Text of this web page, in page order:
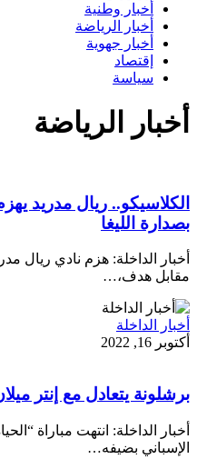
أخبار وطنية
أخبار الرياضة
أخبار جهوية
إقتصاد
سياسة
أخبار الرياضة
الكلاسيكو.. ريال مدريد
بصدارة الليغا
أخبار الداخلة: هزم نادي ريال
مقابل هدف،…
أخبار الداخلة
أكتوبر 16, 2022
برشلونة يتعادل مع إنتر
أخبار الداخلة: انتهت مباراة
الإسباني بضيفه…